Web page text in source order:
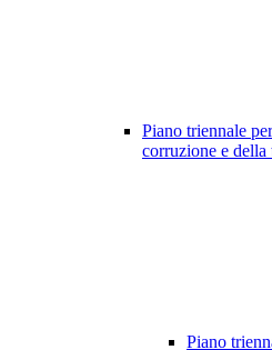
Piano triennale
corruzione e della
Piano